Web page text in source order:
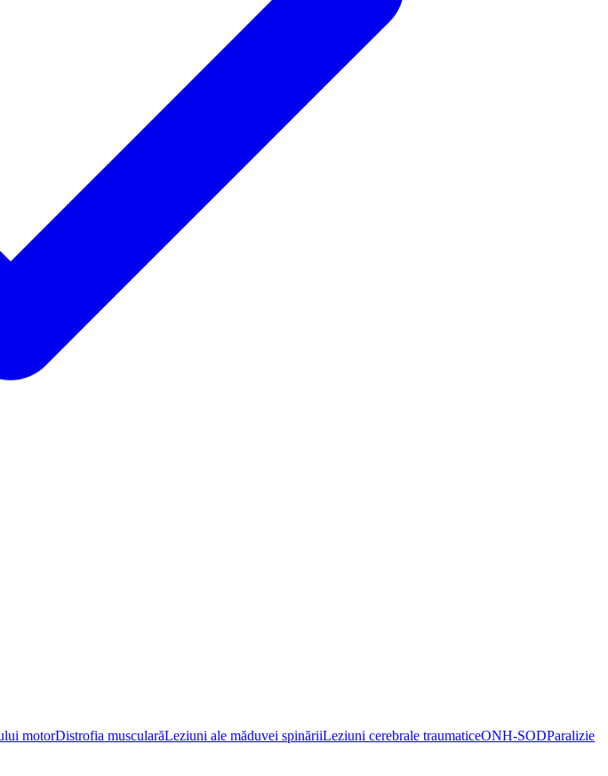
motorDistrofia muscularăLeziuni ale măduvei spinăriiLeziuni cerebrale traumaticeONH-SODParalizie